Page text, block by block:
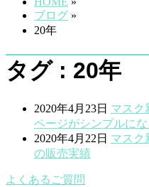
ブログ »
20年
タグ : 20年
2020年4月23日 マスク
ページがシンプルに
2020年4月22日 マスク
の販売実績
よくあるご質問